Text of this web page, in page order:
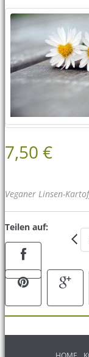
7,50 €
Veganer Linsen-
Teilen auf: